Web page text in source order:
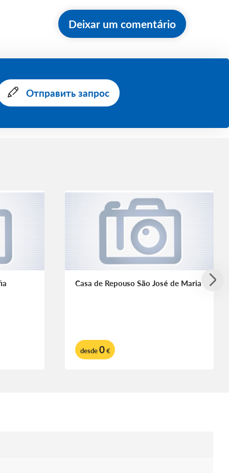
Deixar um comentário
Отправить запрос
Casa de Repouso São José de Maria
desde0€